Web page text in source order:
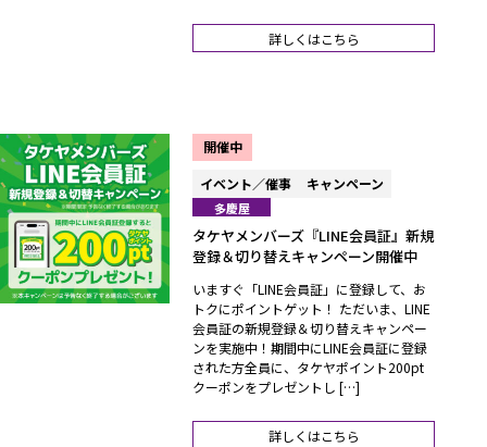
詳しくはこちら
開催中
イベント／催事
キャンペーン
多慶屋
タケヤメンバーズ『LINE会員証』新規
登録＆切り替えキャンペーン開催中
いますぐ「LINE会員証」に登録して、お
トクにポイントゲット！ ただいま、LINE
会員証の新規登録＆切り替えキャンペー
ンを実施中！期間中にLINE会員証に登録
された方全員に、タケヤポイント200pt
クーポンをプレゼントし […]
詳しくはこちら